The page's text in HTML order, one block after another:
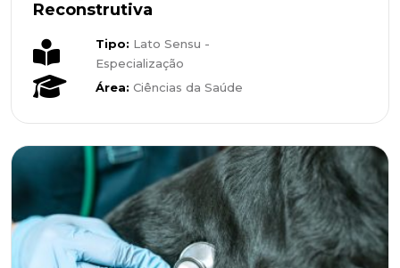
Reconstrutiva
Tipo: Lato Sensu -
Especialização
Área:Ciências da Saúde